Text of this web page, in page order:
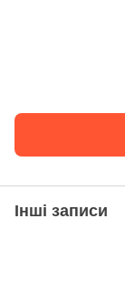
Інші записи